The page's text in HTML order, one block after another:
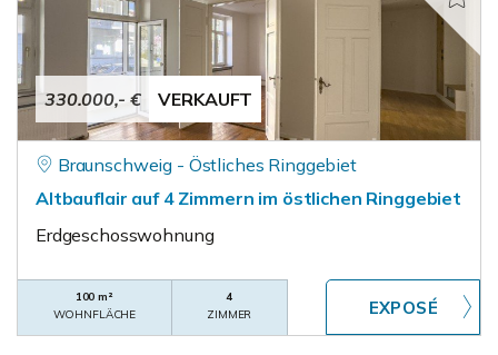
330.000,- € VERKAUFT
Braunschweig - Östliches Ringgebiet
Altbauflair auf 4 Zimmern im östlichen Ringgebiet
Erdgeschosswohnung
100 m²
WOHNFLÄCHE
4
ZIMMER